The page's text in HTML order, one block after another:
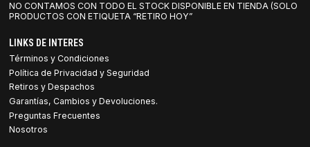
NO CONTAMOS CON TODO EL STOCK DISPONIBLE EN TIENDA (SOLO
PRODUCTOS CON ETIQUETA “RETIRO HOY”
LINKS DE INTERES
Términos y Condiciones
Política de Privacidad y Seguridad
Retiros y Despachos
Garantías, Cambios y Devoluciones.
Preguntas Frecuentes
Nosotros